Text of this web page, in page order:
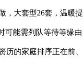
，大套型26套，温暖
可能需列队等待等缘
历的家庭排序正在前